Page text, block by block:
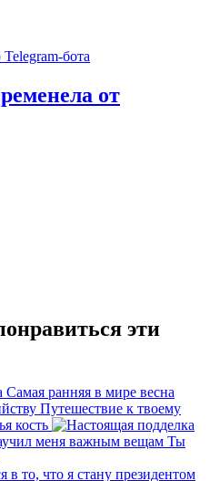
бота
от
эти
Самая ранняя в мире весна
Путешествие к твоему
кость
Ты